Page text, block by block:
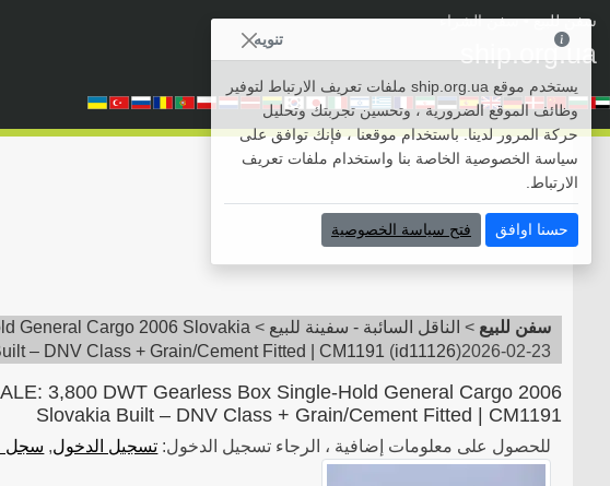
سفن للبيع• سفن الشراء
ship.org.ua
سفن للبيع > الناقل السائبة - سفينة للبيع >
General Cargo 2006 Slovakia
– DNV Class + Grain/Cement Fitted | CM1191 (id11126)2026-02-23
3,800 DWT Gearless Box Single-Hold General Cargo 2006
Slovakia Built – DNV Class + Grain/Cement Fitted | CM1191
للحصول على معلومات إضافية ، الرجاء تسجيل الدخول: تسجيل الدخول, سجل
تنويه
يستخدم موقع ship.org.ua ملفات تعريف الارتباط لتوفير
وظائف الموقع الضرورية ، وتحسين تجربتك وتحليل
حركة المرور لدينا. باستخدام موقعنا ، فإنك توافق على
سياسة الخصوصية الخاصة بنا واستخدام ملفات تعريف
الارتباط.
حسنا اوافق فتح سياسة الخصوصية